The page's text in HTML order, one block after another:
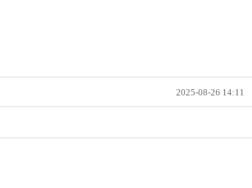
2025-08-26 14:11